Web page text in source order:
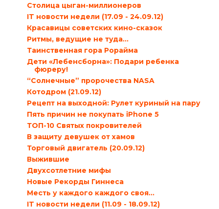
Столица цыган-миллионеров
IT новости недели (17.09 - 24.09.12)
Красавицы советских кино-сказок
Ритмы, ведущие не туда…
Таинственная гора Рорайма
Дети «Лебенсборна»: Подари ребенка
фюреру!
“Солнечные” пророчества NASA
Котодром (21.09.12)
Рецепт на выходной: Рулет куриный на пару
Пять причин не покупать iPhone 5
ТОП-10 Святых покровителей
В защиту девушек от хамов
Торговый двигатель (20.09.12)
Выжившие
Двухсотлетние мифы
Новые Рекорды Гиннеса
Месть у каждого каждого своя…
IT новости недели (11.09 - 18.09.12)